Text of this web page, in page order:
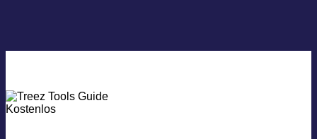
Kosten­­los